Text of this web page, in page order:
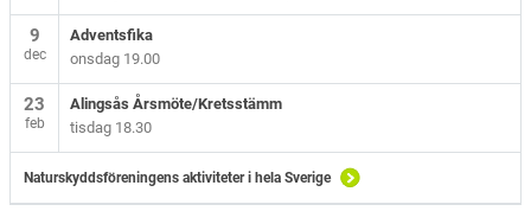
9
dec
Adventsfika
onsdag 19.00
23
feb
Alingsås Årsmöte/Kretsstämm
tisdag 18.30
Naturskyddsföreningens aktiviteter i hela Sverige